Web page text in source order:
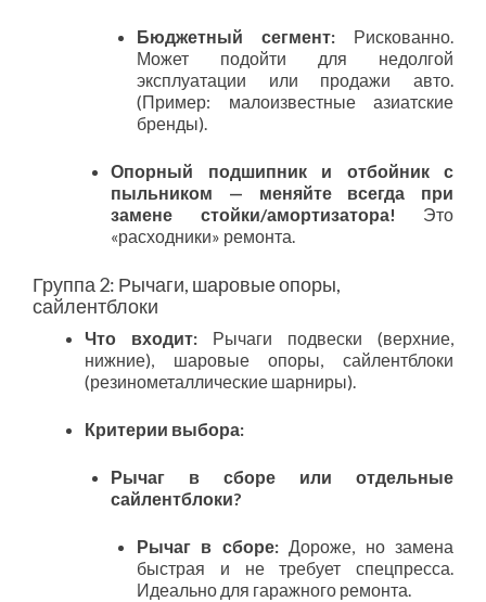
Бюджетный сегмент: Рискованно.
Может подойти для недолгой
эксплуатации или продажи авто.
(Пример: малоизвестные азиатские
бренды).
Опорный подшипник и отбойник с
пыльником — меняйте всегда при
замене стойки/амортизатора! Это
«расходники» ремонта.
Группа 2: Рычаги, шаровые опоры,
сайлентблоки
Что входит: Рычаги подвески (верхние,
нижние), шаровые опоры, сайлентблоки
(резинометаллические шарниры).
Критерии выбора:
Рычаг в сборе или отдельные
сайлентблоки?
Рычаг в сборе:Дороже, но замена
быстрая и не требует спецпресса.
Идеально для гаражного ремонта.